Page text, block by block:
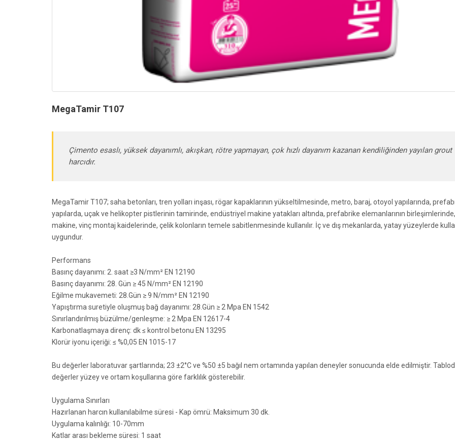
MegaTamir T107
Çimento esaslı, yüksek dayanımlı, akışkan, rötre yapmayan, çok hızlı dayanım kazanan kendiliğinden yayılan grout
harcıdır.
MegaTamir T107; saha betonları, tren yolları inşası, rögar kapaklarının yükseltilmesinde, metro, baraj, otoyol yapılarında,
yapılarda, uçak ve helikopter pistlerinin tamirinde, endüstriyel makine yatakları altında, prefabrike elemanlarının birleşimlerinde,
makine, vinç montaj kaidelerinde, çelik kolonların temele sabitlenmesinde kullanılır. İç ve dış mekanlarda, yatay yüzeylerde
uygundur.
Performans
Basınç dayanımı: 2. saat ≥3 N/mm²EN 12190
Basınç dayanımı: 28. Gün ≥ 45 N/mm²EN 12190
Eğilme mukavemeti: 28.Gün ≥ 9 N/mm² EN 12190
Yapıştırma suretiyle oluşmuş bağ dayanımı: 28.Gün ≥ 2 Mpa EN 1542
Sınırlandırılmış büzülme/genleşme: ≥ 2 Mpa EN 12617-4
Karbonatlaşmaya direnç: dk ≤ kontrol betonu EN 13295
Klorür iyonu içeriği: ≤ %0,05 EN 1015-17
Bu değerler laboratuvar şartlarında; 23 ±2°C ve %50 ±5 bağıl nem ortamında yapılan deneyler sonucunda elde edilmiştir.
değerler yüzey ve ortam koşullarına göre farklılık gösterebilir.
Uygulama Sınırları
Hazırlanan harcın kullanılabilme süresi - Kap ömrü: Maksimum 30 dk.
Uygulama kalınlığı: 10-70mm
Katlar arası bekleme süresi: 1 saat